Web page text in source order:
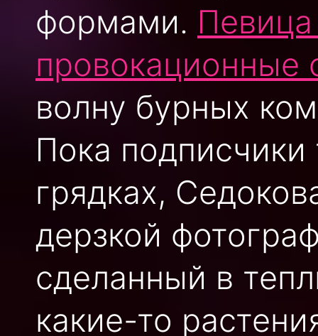
формами.
провокационные
волну бурных
Пока подписчики
грядках,
дерзкой
сделанный в
какие-то